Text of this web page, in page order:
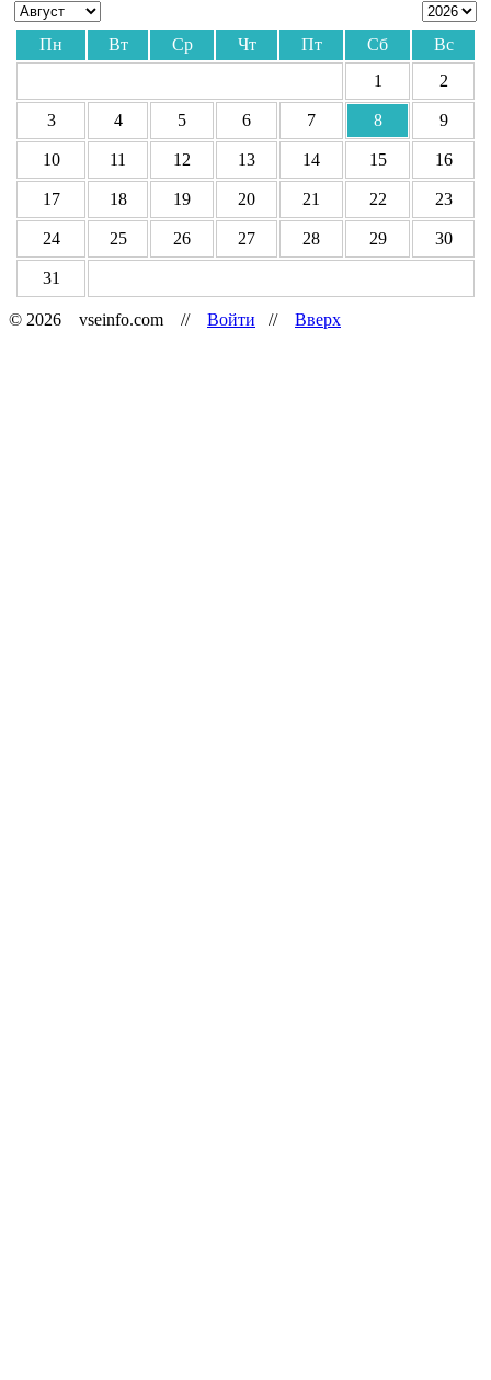
Пн Вт Ср Чт Пт Сб
Вс
1
2
3 4 5 6 7 8 9
10 11 12 13 14 15 16
17 18 19 20 21 22 23
24 25 26 27 28 29 30
31
© 2026 vseinfo.com // Войти // Вверх